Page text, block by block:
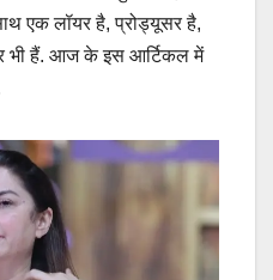
एक लॉयर है, प्रोड्यूसर है,
भी हैं. आज के इस आर्टिकल में